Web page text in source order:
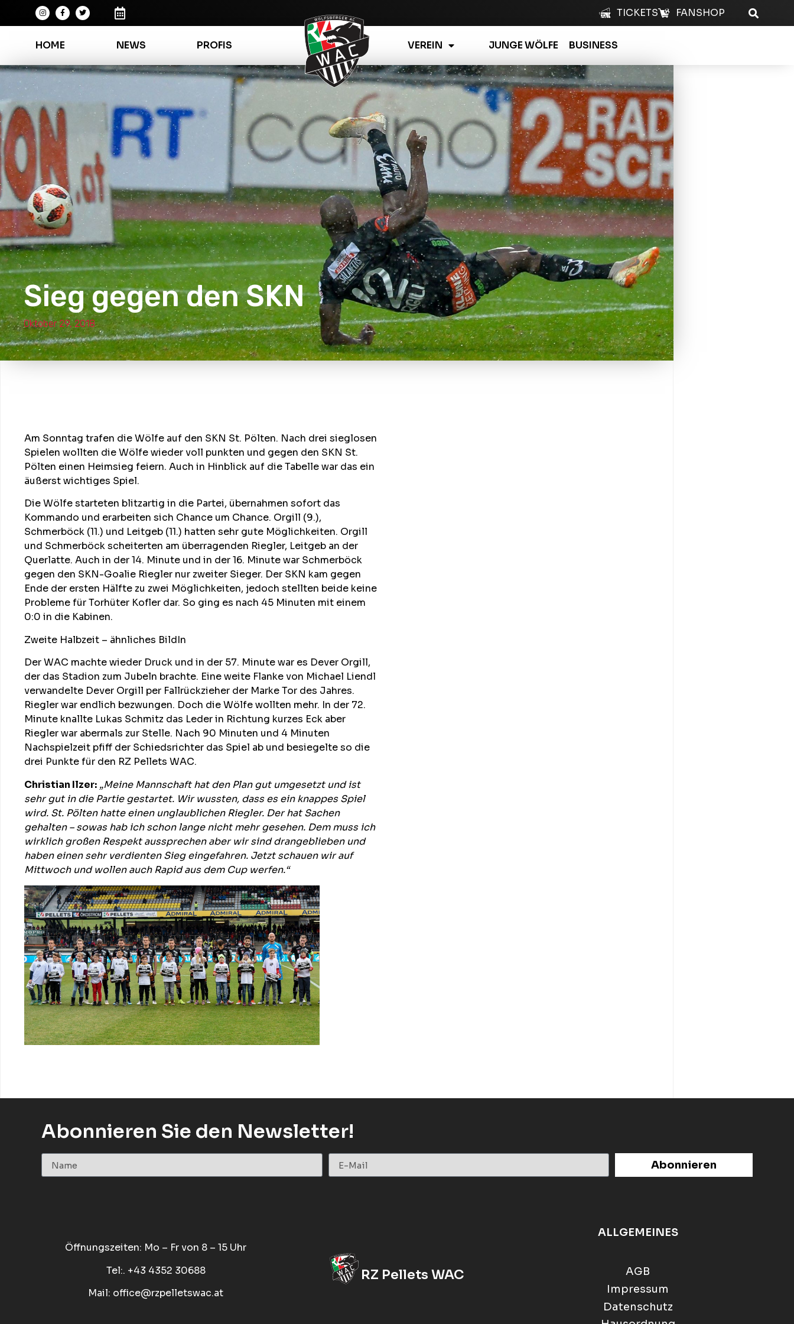
TICKETS FANSHOP
HOME NEWS PROFIS VEREIN JUNGE WÖLFE BUSINESS
Sieg gegen den SKN
Oktober 29, 2018
Am Sonntag trafen die Wölfe auf den SKN St. Pölten. Nach drei sieglosen
Spielen wollten die Wölfe wieder voll punkten und gegen den SKN St.
Pölten einen Heimsieg feiern. Auch in Hinblick auf die Tabelle war das ein
äußerst wichtiges Spiel.
Die Wölfe starteten blitzartig in die Partei, übernahmen sofort das
Kommando und erarbeiten sich Chance um Chance. Orgill (9.),
Schmerböck (11.) und Leitgeb (11.) hatten sehr gute Möglichkeiten. Orgill
und Schmerböck scheiterten am überragenden Riegler, Leitgeb an der
Querlatte. Auch in der 14. Minute und in der 16. Minute war Schmerböck
gegen den SKN-Goalie Riegler nur zweiter Sieger. Der SKN kam gegen
Ende der ersten Hälfte zu zwei Möglichkeiten, jedoch stellten beide keine
Probleme für Torhüter Kofler dar. So ging es nach 45 Minuten mit einem
0:0 in die Kabinen.
Zweite Halbzeit – ähnliches BildIn
Der WAC machte wieder Druck und in der 57. Minute war es Dever Orgill,
der das Stadion zum Jubeln brachte. Eine weite Flanke von Michael Liendl
verwandelte Dever Orgill per Fallrückzieher der Marke Tor des Jahres.
Riegler war endlich bezwungen. Doch die Wölfe wollten mehr. In der 72.
Minute knallte Lukas Schmitz das Leder in Richtung kurzes Eck aber
Riegler war abermals zur Stelle. Nach 90 Minuten und 4 Minuten
Nachspielzeit pfiff der Schiedsrichter das Spiel ab und besiegelte so die
drei Punkte für den RZ Pellets WAC.
Christian Ilzer: „Meine Mannschaft hat den Plan gut umgesetzt und ist
sehr gut in die Partie gestartet. Wir wussten, dass es ein knappes Spiel
wird. St. Pölten hatte einen unglaublichen Riegler. Der hat Sachen
gehalten – sowas hab ich schon lange nicht mehr gesehen. Dem muss ich
wirklich großen Respekt aussprechen aber wir sind drangeblieben und
haben einen sehr verdienten Sieg eingefahren. Jetzt schauen wir auf
Mittwoch und wollen auch Rapid aus dem Cup werfen.“
Abonnieren Sie den Newsletter!
Abonnieren
Öffnungszeiten: Mo – Fr von 8 – 15 Uhr
Tel:. +43 4352 30688
Mail: office@rzpelletswac.at
RZ Pellets WAC
ALLGEMEINES
AGB
Impressum
Datenschutz